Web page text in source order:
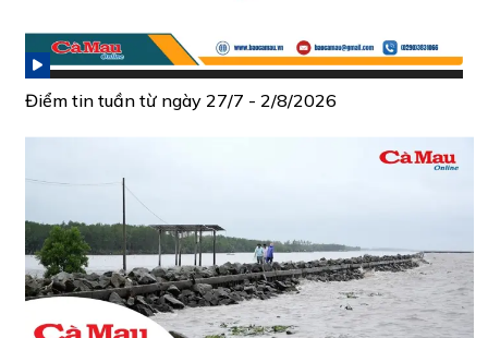
Điểm tin tuần từ ngày 27/7 - 2/8/2026